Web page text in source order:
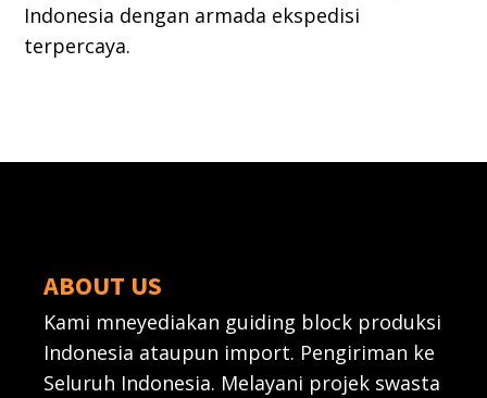
Indonesia dengan armada ekspedisi
terpercaya.
ABOUT US
Kami mneyediakan guiding block produksi
Indonesia ataupun import. Pengiriman ke
Seluruh Indonesia. Melayani projek swasta